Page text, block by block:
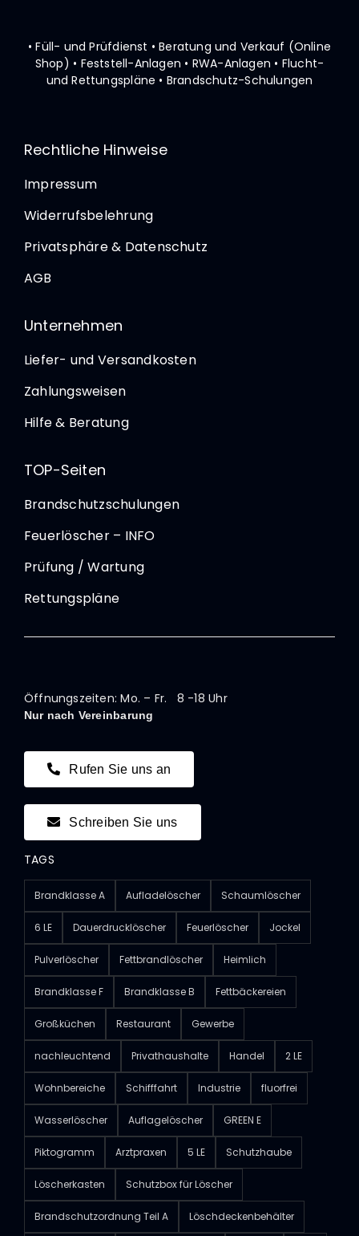
• Füll- und Prüfdienst • Beratung und Verkauf (Online
Shop) • Feststell-Anlagen • RWA-Anlagen • Flucht-
und Rettungspläne • Brandschutz-Schulungen
Rechtliche Hinweise
Impressum
Widerrufsbelehrung
Privatsphäre & Datenschutz
AGB
Unternehmen
Liefer- und Versandkosten
Zahlungsweisen
Hilfe & Beratung
TOP-Seiten
Brandschutzschulungen
Feuerlöscher – INFO
Prüfung / Wartung
Rettungspläne
Öffnungszeiten: Mo. – Fr. 8 -18 Uhr
Nur nach Vereinbarung
Rufen Sie uns an
Schreiben Sie uns
TAGS
Brandklasse A Aufladelöscher Schaumlöscher
6 LE Dauerdrucklöscher Feuerlöscher Jockel
Pulverlöscher Fettbrandlöscher Heimlich
Brandklasse F Brandklasse B Fettbäckereien
Großküchen Restaurant Gewerbe
nachleuchtend Privathaushalte Handel 2 LE
Wohnbereiche Schifffahrt Industrie fluorfrei
Wasserlöscher Auflagelöscher GREEN E
Piktogramm Arztpraxen 5 LE Schutzhaube
Löscherkasten Schutzbox für Löscher
Brandschutzordnung Teil A Löschdeckenbehälter